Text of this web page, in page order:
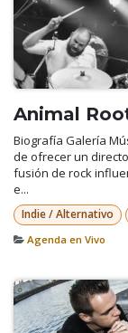
Animal
Biografía Galería
de ofrecer un
fusión de rock
e...
Indie / Alternativo
Agenda en Vivo